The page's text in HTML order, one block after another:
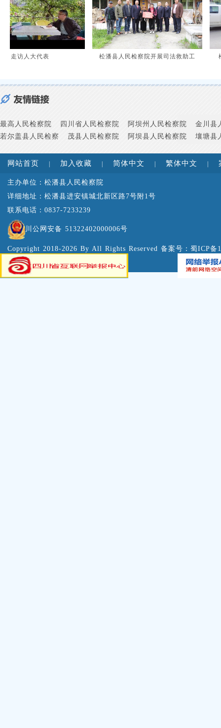
访人大代表 松潘县人民检察院开展司法救助工 松
最高人民检察院 四川省人民检察院 阿坝州人民检察院
金川县
若尔盖县人民检察
茂县人民检察院 阿坝县人民检察院 壤塘县
网站首页 加入收藏 简体中文 繁体中文
主办单位：松潘县人民检察院
详细地址：松潘县进安镇城北新区路7号附1号
联系电话：0837-7233239
川公网安备 51322402000006号
Copyright 2018-2026 By All Rights Reserved 备案号： 蜀ICP备